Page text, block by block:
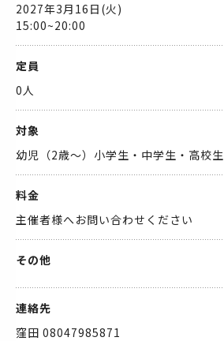
2027年3月16日(火)
15:00~20:00
定員
0人
対象
幼児（2歳～）小学生・中学生・高校生
料金
主催者様へお問い合わせください
その他
連絡先
窪田 08047985871